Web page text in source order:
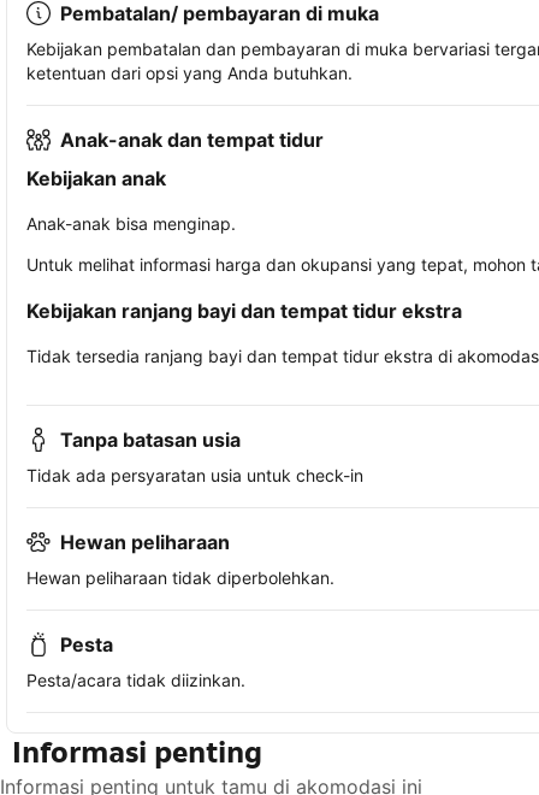
Pembatalan/ pembayaran di muka
Kebijakan pembatalan dan pembayaran di muka bervariasi
ketentuan dari opsi yang Anda butuhkan.
Anak-anak dan tempat tidur
Kebijakan anak
Anak-anak bisa menginap.
Untuk melihat informasi harga dan okupansi yang tepat,
Kebijakan ranjang bayi dan tempat tidur ekstra
Tidak tersedia ranjang bayi dan tempat tidur ekstra di
Tanpa batasan usia
Tidak ada persyaratan usia untuk check-in
Hewan peliharaan
Hewan peliharaan tidak diperbolehkan.
Pesta
Pesta/acara tidak diizinkan.
Informasi penting
Informasi penting untuk tamu di akomodasi ini